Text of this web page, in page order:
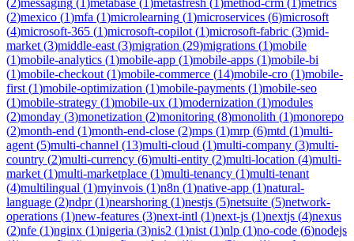
(2)mexico (1)mfa (1)microlearning (1)microservices (6)microsoft
(4)microsoft-365 (1)microsoft-copilot (1)microsoft-fabric (3)mid-
market (3)middle-east (3)migration (29)migrations (1)mobile
(1)mobile-analytics (1)mobile-app (1)mobile-apps (1)mobile-bi
(1)mobile-checkout (1)mobile-commerce (14)mobile-cro (1)mobile-
first (1)mobile-optimization (1)mobile-payments (1)mobile-seo
(1)mobile-strategy (1)mobile-ux (1)modernization (1)modules
(2)monday (3)monetization (2)monitoring (8)monolith (1)monorepo
(2)month-end (1)month-end-close (2)mps (1)mrp (6)mtd (1)multi-
agent (5)multi-channel (13)multi-cloud (1)multi-company (3)multi-
country (2)multi-currency (6)multi-entity (2)multi-location (4)multi-
market (1)multi-marketplace (1)multi-tenancy (1)multi-tenant
(4)multilingual (1)myinvois (1)n8n (1)native-app (1)natural-
language (2)ndpr(1)nearshoring (1)nestjs (5)netsuite (5)network-
operations (1)new-features (3)next-intl (1)next-js (1)nextjs (4)nexus
(2)nfe (1)nginx (1)nigeria (3)nis2 (1)nist (1)nlp (1)no-code (6)nodejs